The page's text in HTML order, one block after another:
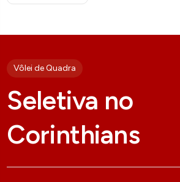
Vôlei de Quadra
Seletiva no
Corinthians